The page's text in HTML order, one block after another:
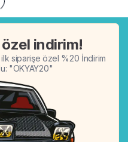
indirim!
siparişe özel %20 İndirim
"OKYAY20"